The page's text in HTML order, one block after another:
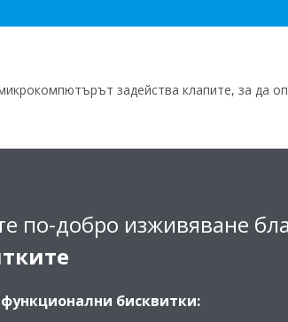
задейства клапите, за да
по-добро изживяване
бисквитки: